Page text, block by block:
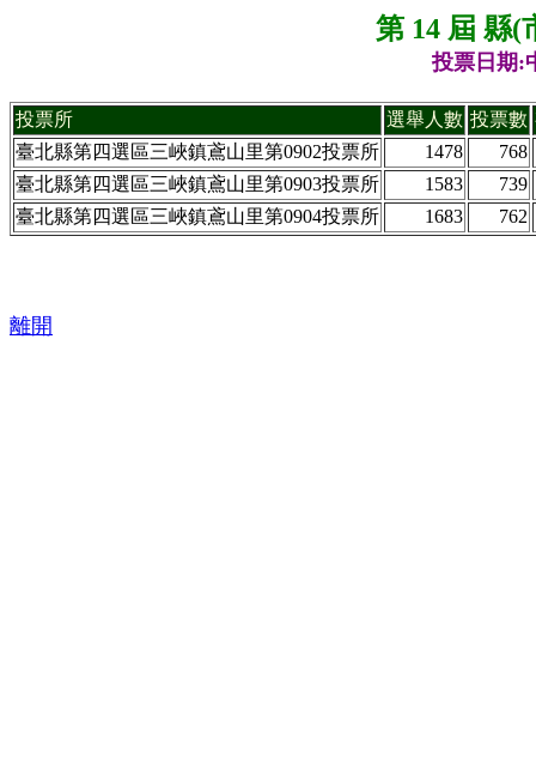
第 14 屆 縣(
投票日期:
投票所 選舉人數 投票數
臺北縣第四選區三峽鎮鳶山里第0902投票所
1478
768
臺北縣第四選區三峽鎮鳶山里第0903投票所
1583
739
臺北縣第四選區三峽鎮鳶山里第0904投票所
1683 762
離開